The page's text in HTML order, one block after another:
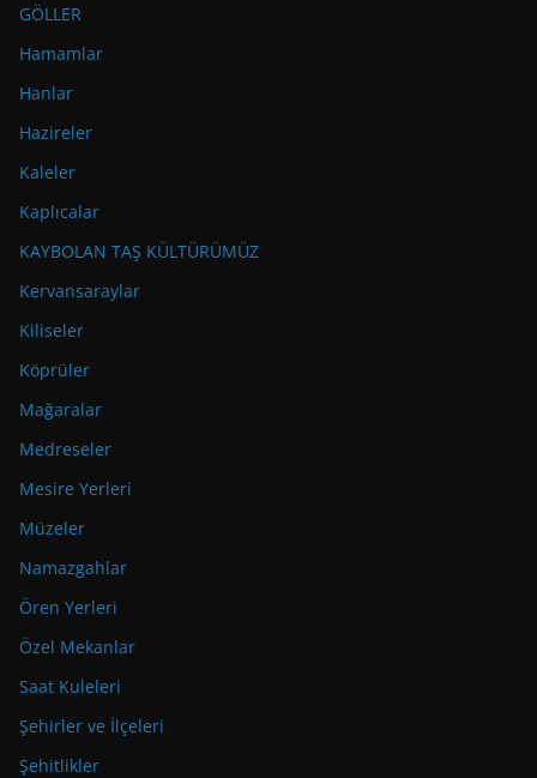
GÖLLER
Hamamlar
Hanlar
Hazireler
Kaleler
Kaplıcalar
KAYBOLAN TAŞ KÜLTÜRÜMÜZ
Kervansaraylar
Kiliseler
Köprüler
Mağaralar
Medreseler
Mesire Yerleri
Müzeler
Namazgahlar
Ören Yerleri
Özel Mekanlar
Saat Kuleleri
Şehirler ve İlçeleri
Şehitlikler